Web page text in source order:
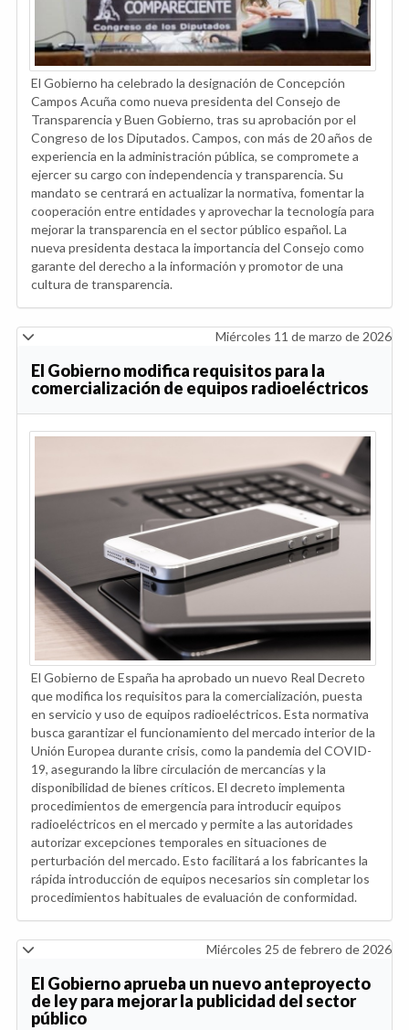
El Gobierno ha celebrado la designación de Concepción
Campos Acuña como nueva presidenta del Consejo de
Transparencia y Buen Gobierno, tras su aprobación por el
Congreso de los Diputados. Campos, con más de 20 años de
experiencia en la administración pública, se compromete a
ejercer su cargo con independencia y transparencia. Su
mandato se centrará en actualizar la normativa, fomentar la
cooperación entre entidades y aprovechar la tecnología para
mejorar la transparencia en el sector público español. La
nueva presidenta destaca la importancia del Consejo como
garante del derecho a la información y promotor de una
cultura de transparencia.
Miércoles 11 de marzo de 2026
El Gobierno modifica requisitos para la
comercialización de equipos radioeléctricos
El Gobierno de España ha aprobado un nuevo Real Decreto
que modifica los requisitos para la comercialización, puesta
en servicio y uso de equipos radioeléctricos. Esta normativa
busca garantizar el funcionamiento del mercado interior de la
Unión Europea durante crisis, como la pandemia del COVID-
19, asegurando la libre circulación de mercancías y la
disponibilidad de bienes críticos. El decreto implementa
procedimientos de emergencia para introducir equipos
radioeléctricos en el mercado y permite a las autoridades
autorizar excepciones temporales en situaciones de
perturbación del mercado. Esto facilitará a los fabricantes la
rápida introducción de equipos necesarios sin completar los
procedimientos habituales de evaluación de conformidad.
Miércoles 25 de febrero de 2026
El Gobierno aprueba un nuevo anteproyecto
de ley para mejorar la publicidad del sector
público